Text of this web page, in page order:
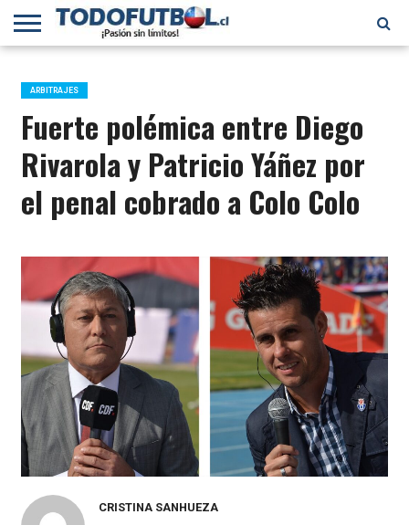
PRIMERA
B
SELECCIÓN
CHILENA
CHILENOS
EN EL
MUNDO
FÚTBOL
INTERNACIONAL
ARBITRAJES
Fuerte polémica entre Diego
Rivarola y Patricio Yáñez por
el penal cobrado a Colo Colo
CRISTINA SANHUEZA